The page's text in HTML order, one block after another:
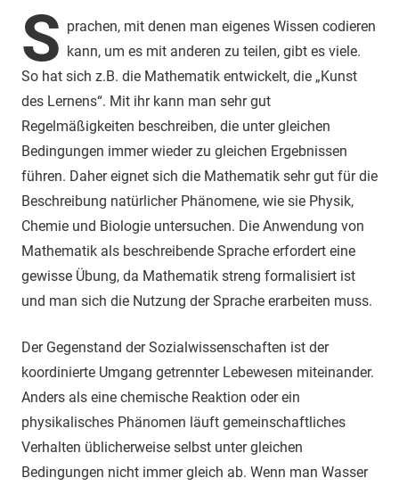
S prachen, mit denen man eigenes Wissen codieren
kann, um es mit anderen zu teilen, gibt es viele.
So hat sich z.B. die Mathematik entwickelt, die „Kunst
des Lernens“. Mit ihr kann man sehr gut
Regelmäßigkeiten beschreiben, die unter gleichen
Bedingungen immer wieder zu gleichen Ergebnissen
führen. Daher eignet sich die Mathematik sehr gut für die
Beschreibung natürlicher Phänomene, wie sie Physik,
Chemie und Biologie untersuchen. Die Anwendung von
Mathematik als beschreibende Sprache erfordert eine
gewisse Übung, da Mathematik streng formalisiert ist
und man sich die Nutzung der Sprache erarbeiten muss.
Der Gegenstand der Sozialwissenschaften ist der
koordinierte Umgang getrennter Lebewesen miteinander.
Anders als eine chemische Reaktion oder ein
physikalisches Phänomen läuft gemeinschaftliches
Verhalten üblicherweise selbst unter gleichen
Bedingungen nicht immer gleich ab. Wenn man Wasser